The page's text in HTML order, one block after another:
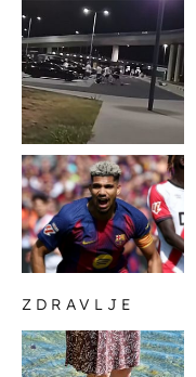
ZDRAVLJE